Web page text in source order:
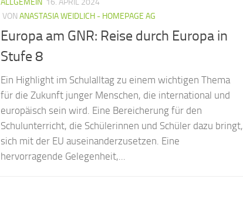
ALLGEMEIN 16. APRIL 2024
VON ANASTASIA WEIDLICH - HOMEPAGE AG
Europa am GNR: Reise durch Europa in
Stufe 8
Ein Highlight im Schulalltag zu einem wichtigen Thema
für die Zukunft junger Menschen, die international und
europäisch sein wird. Eine Bereicherung für den
Schulunterricht, die Schülerinnen und Schüler dazu bringt,
sich mit der EU auseinanderzusetzen. Eine
hervorragende Gelegenheit,...